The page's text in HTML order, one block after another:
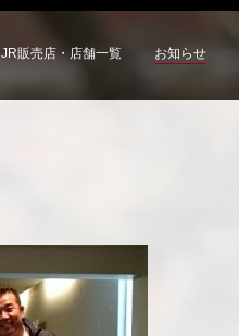
JR販売店・店舗一覧 お知らせ